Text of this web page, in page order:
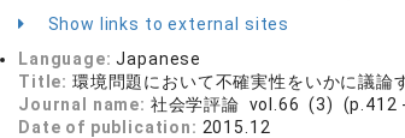
Show links to external sites
Language:Japanese
Title: 環境問題において不確実性をいかに議
Journal name: 社会学評論 vol.66 (3) (p.412
Date of publication: 2015.12